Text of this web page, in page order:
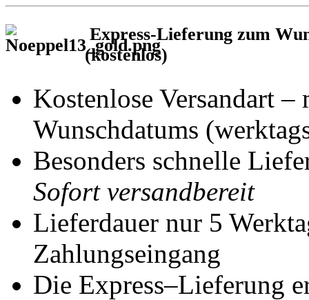
Express-Lieferung zum
(kostenlos)
Kostenlose Versandart
Wunschdatums
Besonders schnelle
Sofort versandbereit
Lieferdauer nur 5
Zahlungseingang
Die Express–Lieferung